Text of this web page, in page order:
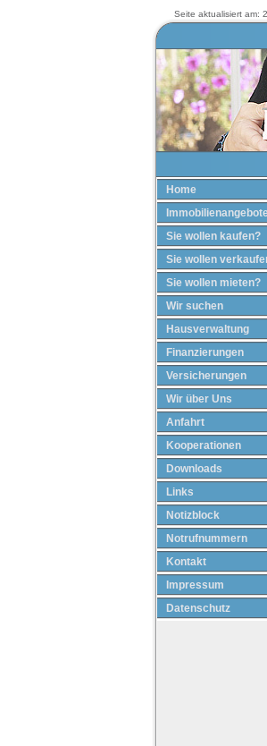
Seite aktualisiert am:
Home
Sie wollen kaufen?
Sie wollen
Sie wollen mieten?
Wir suchen
Hausverwaltung
Finanzierungen
Versicherungen
Wir über Uns
Anfahrt
Kooperationen
Downloads
Links
Notizblock
Notrufnummern
Kontakt
Impressum
Datenschutz